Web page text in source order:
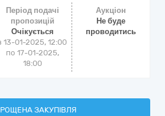
Період подачі
пропозицій
Очікується
13-01-2025, 12:00
по 17-01-2025,
18:00
Аукціон
Не буде
проводитись
ЗАКУПІВЛЯ